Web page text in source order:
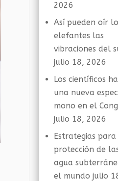
2026
Así pueden oír
elefantes las
vibraciones del
julio 18, 2026
Los científicos
una nueva
mono en el
julio 18, 2026
Estrategias
protección de
agua
el mundo julio